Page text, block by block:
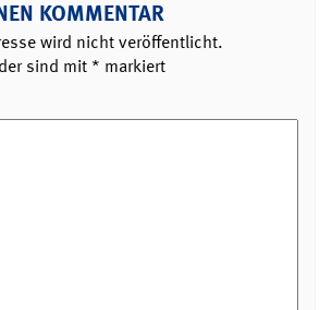
KOMMENTAR
wird nicht veröffentlicht.
sind mit * markiert